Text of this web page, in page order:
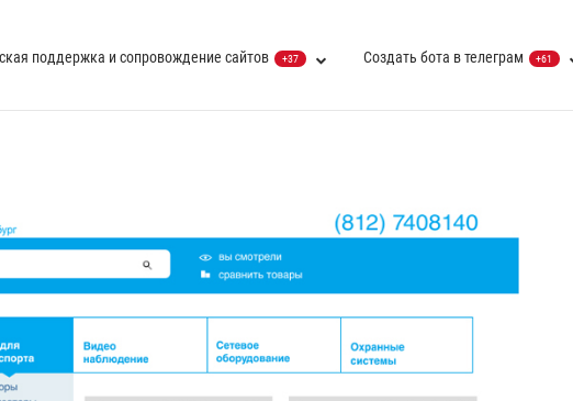
поддержка и сопровождение сайтов +37 Создать бота в телеграм +61